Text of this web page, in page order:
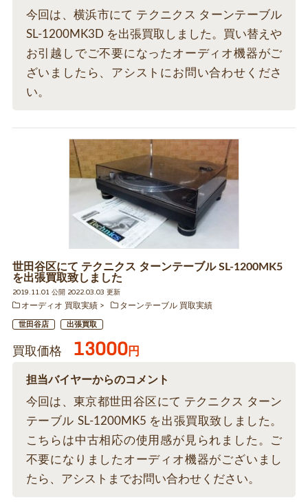
今回は、横浜市にて テクニクス ターンテーブル
SL-1200MK3D を出張買取しました。買い替えや
お引越しでご不要になったオーディオ機器がご
ざいましたら、アシストにお問い合わせくださ
い。
世田谷区にて テクニクス ターンテーブル SL-1200MK5
を出張買取致しました
2019.11.01 公開 2022.03.03 更新
オーディオ 買取実績
ターンテーブル 買取実績
世田谷店 出張買取
買取価格 13000円
担当バイヤーからのコメント
今回は、東京都世田谷区にて テクニクス ターン
テーブル SL-1200MK5 を出張買取致しました。
こちらは中古相応の使用感が見られました。ご
不要になりましたオーディオ機器がございまし
たら、アシストまでお問い合わせください。